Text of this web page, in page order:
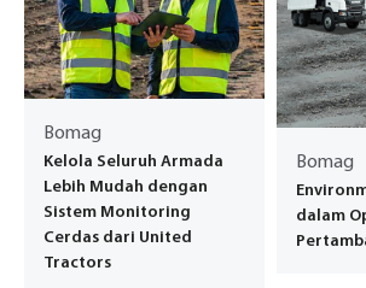
Bomag
Kelola Seluruh Armada
Lebih Mudah dengan
Sistem Monitoring
Cerdas dari United
Tractors
Bomag
dalam